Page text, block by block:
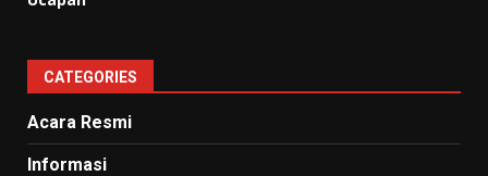
CATEGORIES
Acara Resmi
Informasi